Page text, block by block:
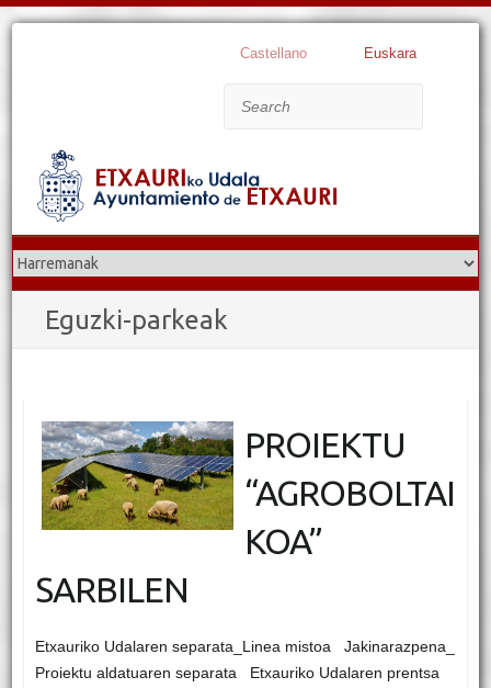
Castellano Euskara
Eguzki-parkeak
PROIEKTU
“AGROBOLTAI
KOA”
SARBILEN
Etxauriko Udalaren separata_Linea mistoa Jakinarazpena_
Proiektu aldatuaren separata Etxauriko Udalaren prentsa